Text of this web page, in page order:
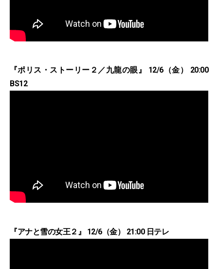
『ポリス・ストーリー２／九龍の眼』 12/6（金） 20:00
BS12
『アナと雪の女王２』 12/6（金） 21:00 日テレ